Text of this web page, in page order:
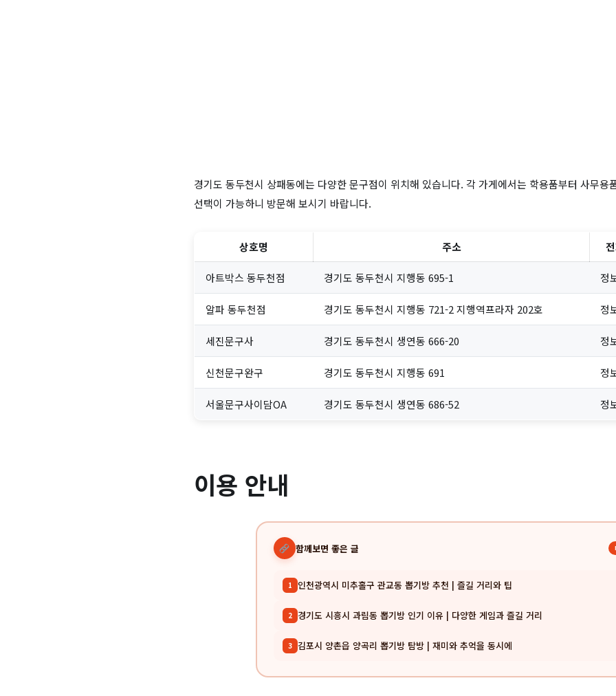
경기도 동두천시 상패동에는 다양한 문구점이 위치해 있습니다. 각 가게에서는 학용품부터 사무용
선택이 가능하니 방문해 보시기 바랍니다.
상호명 주소
아트박스 동두천점 경기도 동두천시 지행동 695-1 정
알파 동두천점 경기도 동두천시 지행동 721-2 지행역프라자 202호 정
세진문구사 경기도 동두천시 생연동 666-20 정
신천문구완구 경기도 동두천시 지행동 691 정
서울문구사이담OA 경기도 동두천시 생연동 686-52 정
이용 안내
함께보면 좋은 글
1 인천광역시 미추홀구 관교동 뽑기방 추천 | 즐길 거리와 팁
2 경기도 시흥시 과림동 뽑기방 인기 이유 | 다양한 게임과 즐길 거리
3 김포시 양촌읍 양곡리 뽑기방 탐방 | 재미와 추억을 동시에